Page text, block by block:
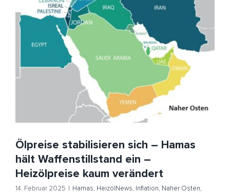
Ölpreise stabilisieren sich – Hamas hält
Waffenstillstand ein – Heizölpreise kaum verändert
HeizölNews Inflation Naher Osten USA
Ölpreise stabilisieren sich – Hamas
hält Waffenstillstand ein –
Heizölpreise kaum verändert
14. Februar 2025 | Hamas, HeizölNews, Inflation, Naher Osten,